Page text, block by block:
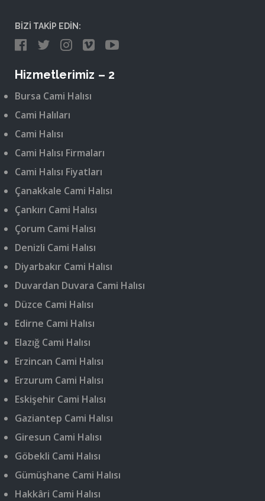
BİZİ TAKİP EDİN:
Hizmetlerimiz – 2
Bursa Cami Halısı
Cami Halıları
Cami Halısı
Cami Halısı Firmaları
Cami Halısı Fiyatları
Çanakkale Cami Halısı
Çankırı Cami Halısı
Çorum Cami Halısı
Denizli Cami Halısı
Diyarbakır Cami Halısı
Duvardan Duvara Cami Halısı
Düzce Cami Halısı
Edirne Cami Halısı
Elazığ Cami Halısı
Erzincan Cami Halısı
Erzurum Cami Halısı
Eskişehir Cami Halısı
Gaziantep Cami Halısı
Giresun Cami Halısı
Göbekli Cami Halısı
Gümüşhane Cami Halısı
Hakkâri Cami Halısı